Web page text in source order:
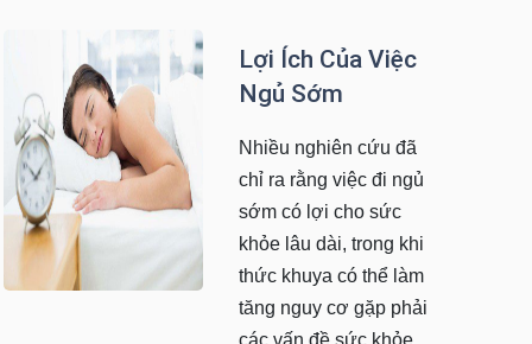
Lợi Ích Của Việc
Ngủ Sớm
Nhiều nghiên cứu đã
chỉ ra rằng việc đi ngủ
sớm có lợi cho sức
khỏe lâu dài, trong khi
thức khuya có thể làm
tăng nguy cơ gặp phải
các vấn đề sức khỏe